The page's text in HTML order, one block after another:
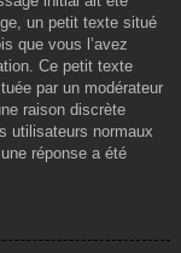
un petit texte situé
que vous l’avez
Ce petit texte
par un modérateur
raison discrète
utilisateurs normaux
réponse a été